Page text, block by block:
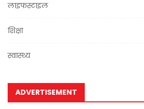
लाइफस्टाइल
शिक्षा
स्वास्थ्य
ADVERTISEMENT